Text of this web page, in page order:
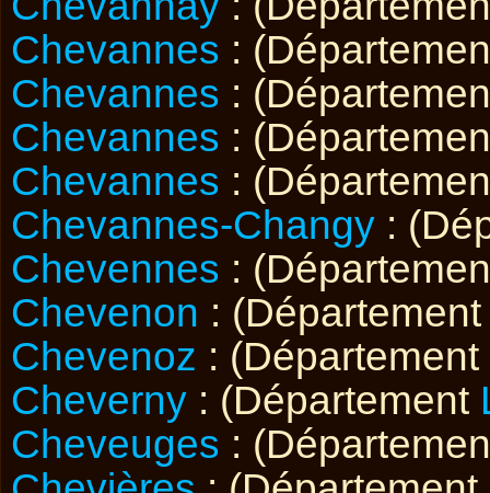
Chevannes :
Chevannes :
Chevannes :
Chevannes :
Chevannes-Changy :
Chevennes :
Chevenon :
Chevenoz : (Département
Cheverny : (Département
Cheveuges :